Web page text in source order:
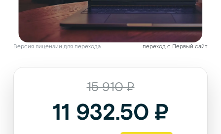
Версия лицензии для перехода переход с Первый сайт
15 910 ₽
11 932.50 ₽